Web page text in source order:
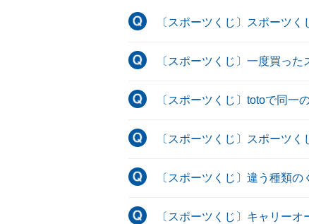
〔スポーツくじ〕スポーツ
〔スポーツくじ〕一度買っ
〔スポーツくじ〕totoで同一
〔スポーツくじ〕スポーツ
〔スポーツくじ〕違う種類
〔スポーツくじ〕キャリーオ